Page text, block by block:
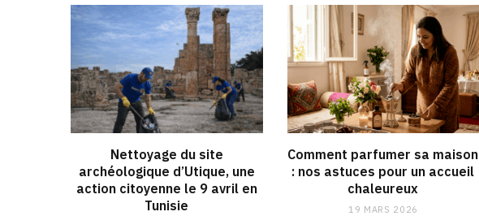
Nettoyage du site
archéologique d’Utique, une
action citoyenne le 9 avril en
Tunisie
Comment parfumer sa maison
: nos astuces pour un accueil
chaleureux
19 MARS 2026